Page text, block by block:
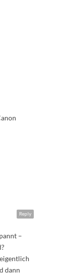
Reply
–
dann